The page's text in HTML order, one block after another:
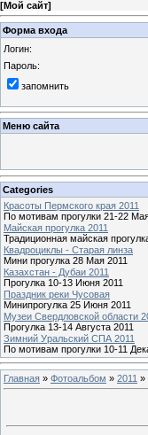
[Мой сайт]
Форма входа
Логин:
Пароль:
запомнить
Меню сайта
Categories
Красоты Пермского края 2011
По мотивам прогулки 21-22
Майская прогулка 2011
Традиционная майская
Квадроциклы - Старая линза
Мини прогулка 28 Мая 2011
Казахстан - Дубаи 2011
Прогулка 10-13 Июня 2011
Праздник реки Чусовая
Минипрогулка 25 Июня 2011
Музеи Свердловской области
Прогулка 13-14 Августа 2011
Зимний Уральский СПА 2011
По мотивам прогулки 10-11
Главная » Фотоальбом » 2011 »